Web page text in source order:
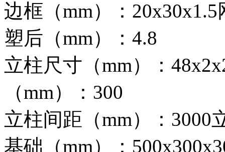
边框（mm）：
塑后（mm）：4.8
立柱尺寸（mm）：
（mm）：300
立柱间距（mm）：3000
基础（mm）：